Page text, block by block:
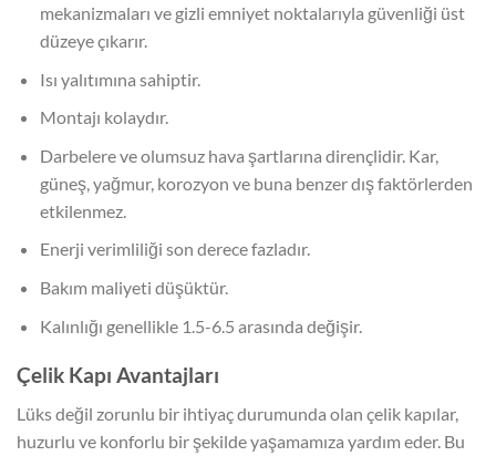
mekanizmaları ve gizli emniyet noktalarıyla güvenliği üst
düzeye çıkarır.
Isı yalıtımına sahiptir.
Montajı kolaydır.
Darbelere ve olumsuz hava şartlarına dirençlidir. Kar,
güneş, yağmur, korozyon ve buna benzer dış faktörlerden
etkilenmez.
Enerji verimliliği son derece fazladır.
Bakım maliyeti düşüktür.
Kalınlığı genellikle 1.5-6.5 arasında değişir.
Çelik Kapı Avantajları
Lüks değil zorunlu bir ihtiyaç durumunda olan çelik kapılar,
huzurlu ve konforlu bir şekilde yaşamamıza yardım eder. Bu